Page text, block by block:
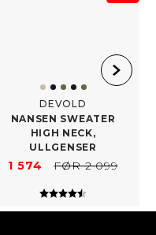
DEVOLD
NANSEN SWEATER
HIGH NECK,
ULLGENSER
1 574 FØR 2 099
Karakter:
4.8 av 5